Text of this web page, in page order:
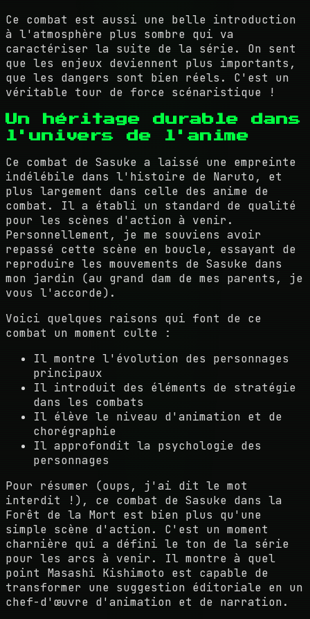
Ce combat est aussi une belle introduction
à l'atmosphère plus sombre qui va
caractériser la suite de la série. On sent
que les enjeux deviennent plus importants,
que les dangers sont bien réels. C'est un
véritable tour de force scénaristique !
Un héritage durable dans
l'univers de l'anime
Ce combat de Sasuke a laissé une empreinte
indélébile dans l'histoire de Naruto, et
plus largement dans celle des anime de
combat. Il a établi un standard de qualité
pour les scènes d'action à venir.
Personnellement, je me souviens avoir
repassé cette scène en boucle, essayant de
reproduire les mouvements de Sasuke dans
mon jardin (au grand dam de mes parents, je
vous l'accorde).
Voici quelques raisons qui font de ce
combat un moment culte :
Il montre l'évolution des personnages
principaux
Il introduit des éléments de stratégie
dans les combats
Il élève le niveau d'animation et de
chorégraphie
Il approfondit la psychologie des
personnages
Pour résumer (oups, j'ai dit le mot
interdit !), ce combat de Sasuke dans la
Forêt de la Mort est bien plus qu'une
simple scène d'action. C'est un moment
charnière qui a défini le ton de la série
pour les arcs à venir. Il montre à quel
point Masashi Kishimoto est capable de
transformer une suggestion éditoriale en un
chef-d'œuvre d'animation et de narration.